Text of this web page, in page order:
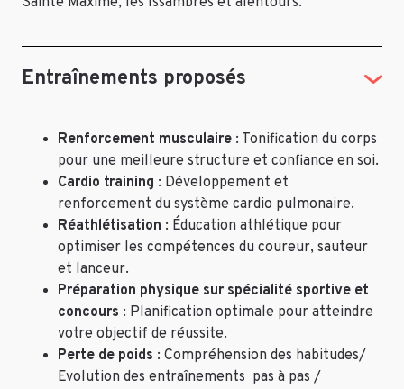
Entraînements proposés
Renforcement musculaire : Tonification du corps
pour une meilleure structure et confiance en soi.
Cardio training : Développement et
renforcement du système cardio pulmonaire.
Réathlétisation : Éducation athlétique pour
optimiser les compétences du coureur, sauteur
et lanceur.
Préparation physique sur spécialité sportive et
concours : Planification optimale pour atteindre
votre objectif de réussite.
Perte de poids : Compréhension des habitudes/
Evolution des entraînements pas à pas /